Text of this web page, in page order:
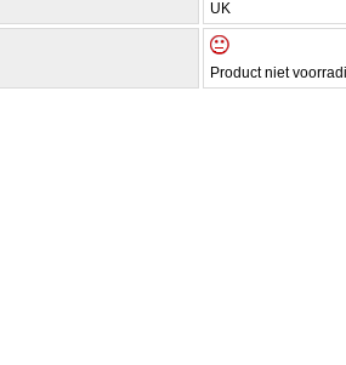
UK
Product niet